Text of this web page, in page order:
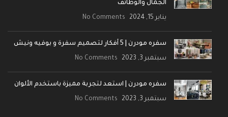
الجمال والوظائف
يناير 15, 2024 No Comments
سفره مودرن | 5 أفكار لتصميم سفرة و بوفيه ونيش
سبتمبر 3, 2023 No Comments
سفره مودرن | استعد لتجربة مميزة باستخدم الألوان
سبتمبر 3, 2023 No Comments